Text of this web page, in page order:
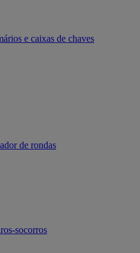
e caixas de chaves
de rondas
socorros